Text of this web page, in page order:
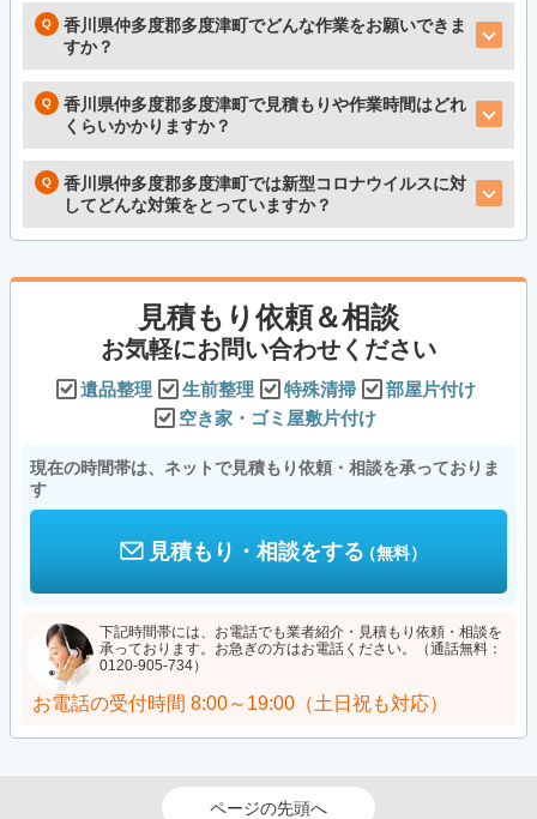
香川県仲多度郡多度津町でどんな作業をお願いできま
すか？
香川県仲多度郡多度津町で見積もりや作業時間はどれ
くらいかかりますか？
香川県仲多度郡多度津町では新型コロナウイルスに対
してどんな対策をとっていますか？
見積もり依頼＆相談
お気軽にお問い合わせください
遺品整理 生前整理 特殊清掃
部屋片付け
空き家・ゴミ屋敷片付け
現在の時間帯は、ネットで見積もり依頼・相談を承っておりま
す
見積もり・相談をする（無料）
下記時間帯には、お電話でも業者紹介・見積もり依頼・相談を
承っております。お急ぎの方はお電話ください。（通話無料：
0120-905-734）
お電話の受付時間 8:00～19:00（土日祝も対応）
ページの先頭へ